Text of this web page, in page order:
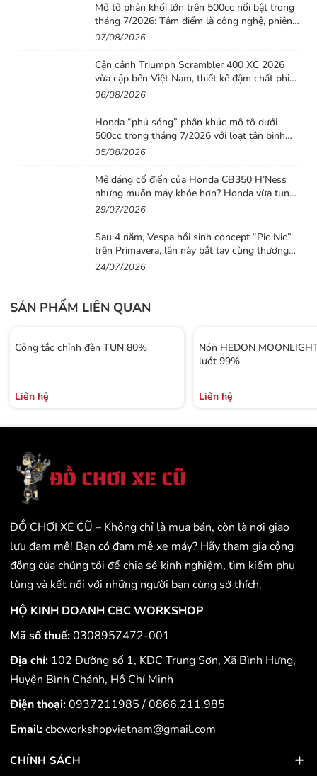
Mô tô phân khối lớn trên 500cc nổi bật trong
tháng 7/2026: Tâm điểm là công nghệ, phiên
bản giới hạn và những cấu hình “đỉnh”
07/08/2026
Cận cảnh Triumph Scrambler 400 XC 2026
vừa cập bến Việt Nam, thiết kế đậm chất phiêu
lưu cùng mức giá dễ tiếp cận
06/08/2026
Honda “phủ sóng” phân khúc mô tô dưới
500cc trong tháng 7/2026 với loạt tân binh
đáng chú ý
05/08/2026
Mê dáng cổ điển của Honda CB350 H’Ness
nhưng muốn máy khỏe hơn? Honda vừa tung
ra lời giải với CB500 mới
29/07/2026
Sau 4 năm, Vespa hồi sinh concept “Pic Nic”
trên Primavera, lần này bắt tay cùng thương
hiệu thời trang Gigi
24/07/2026
SẢN PHẨM LIÊN QUAN
Công tắc chỉnh đèn TUN 80%
Liên hệ
Nón HEDON
lướt 99%
Liên hệ
ĐỒ CHƠI XE CŨ – Không chỉ là mua bán, còn là nơi giao
lưu đam mê! Bạn có đam mê xe máy? Hãy tham gia cộng
đồng của chúng tôi để chia sẻ kinh nghiệm, tìm kiếm phụ
tùng và kết nối với những người bạn cùng sở thích.
HỘ KINH DOANH CBC WORKSHOP
Mã số thuế:0308957472-001
Địa chỉ: 102 Đường số 1, KDC Trung Sơn, Xã Bình Hưng,
Huyện Bình Chánh, Hồ Chí Minh
Điện thoại:0937211985/0866.211.985
Email:cbcworkshopvietnam@gmail.com
CHÍNH SÁCH